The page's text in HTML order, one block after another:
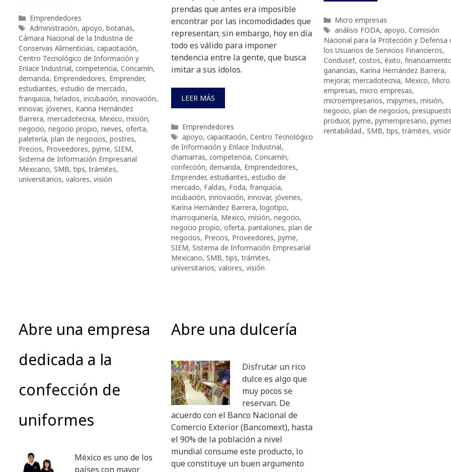
Categorías
Emprendedores
Etiquetas
Administración, apoyo, botanas,
Cámara Nacional de la Industria de
Conservas Alimenticias, capacitación,
Centro Tecnológico de Información y
Enlace Industrial, competencia, Concamín,
demanda, Emprendedores, Emprender,
estudiantes, estudio de mercado,
franquicia, helados, incubación, innovación,
innovar, jóvenes, Karina Hernández
Barrera, mercadotecnia, Mexico, misión,
negocio, negocio propio, nieves, oferta,
paletería, plan de negocios, postres,
Precios, Proveedores, pyme, SIEM,
Sistema de Información Empresarial
Mexicano, SMB,tips,trámites,
universitarios, valores, visión
prendas que antes era imposible
encontrar por las incomodidades que
representan; sin embargo, hoy en día
todo es válido para imponer
tendencia entre la gente, que busca
imitar a sus ídolos.
LEER MÁS
Categorías
Emprendedores
Etiquetas
apoyo, capacitación, Centro Tecnológico
de Información y Enlace Industrial,
chamarras, competencia, Concamín,
confección, demanda, Emprendedores,
Emprender, estudiantes, estudio de
mercado, Faldas, Foda, franquicia,
incubación, innovación, innovar, jóvenes,
Karina Hernández Barrera, logotipo,
marroquinería, Mexico, misión, negocio,
negocio propio, oferta, pantalones, plan de
negocios, Precios, Proveedores, pyme,
SIEM, Sistema de Información Empresarial
Mexicano, SMB,tips,trámites,
universitarios, valores, visión
Categorías
Micro empresas
Etiquetas
análisis FODA, apoyo, Comisión
Nacional para la Protección y Defensa
los Usuarios de Servicios Financieros,
Condusef, costos, éxito,
ganancias, Karina Hernández Barrera,
mejorar, mercadotecnia, Mexico, Micro
empresas, micro empresas,
microempresarios, mipymes, misión,
negocio, plan de negocios,
producir, pyme, pymempresario, pymes
rentabilidad., SMB,tips,trámites, visión
Abre una empresa
dedicada a la
confección de
uniformes
México es uno de los
países con mayor
Abre una dulcería
Disfrutar un rico
dulce es algo que
muy pocos se
reservan. De
acuerdo con el Banco Nacional de
Comercio Exterior (Bancomext), hasta
el 90% de la población a nivel
mundial consume este producto, lo
que constituye un buen argumento